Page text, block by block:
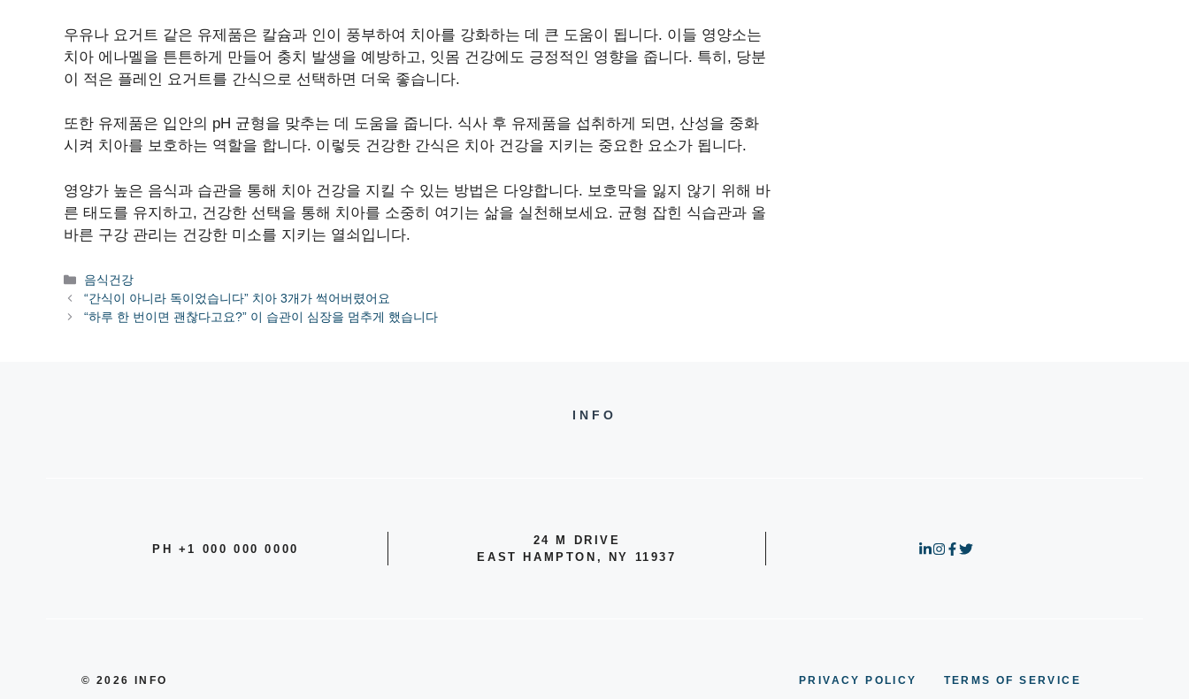
우유나 요거트 같은 유제품은 칼슘과 인이 풍부하여 치아를 강화하는 데 큰 도움이 됩니다. 이들 영양소는
치아 에나멜을 튼튼하게 만들어 충치 발생을 예방하고, 잇몸 건강에도 긍정적인 영향을 줍니다. 특히, 당분
이 적은 플레인 요거트를 간식으로 선택하면 더욱 좋습니다.
또한 유제품은 입안의 pH 균형을 맞추는 데 도움을 줍니다. 식사 후 유제품을 섭취하게 되면, 산성을 중화
시켜 치아를 보호하는 역할을 합니다. 이렇듯 건강한 간식은 치아 건강을 지키는 중요한 요소가 됩니다.
영양가 높은 음식과 습관을 통해 치아 건강을 지킬 수 있는 방법은 다양합니다. 보호막을 잃지 않기 위해 바
른 태도를 유지하고, 건강한 선택을 통해 치아를 소중히 여기는 삶을 실천해보세요. 균형 잡힌 식습관과 올
바른 구강 관리는 건강한 미소를 지키는 열쇠입니다.
카
테
고
음식건강
“간식이 아니라 독이었습니다” 치아 3개가 썩어버렸어요
“하루 한 번이면 괜찮다고요?” 이 습관이 심장을 멈추게 했습니다
INFO
PH +1 000 000 0000
24 M DRIVE
EAST HAMPTON, NY 11937
© 2026 INFO PRIVACY POLICY TERMS OF SERVICE